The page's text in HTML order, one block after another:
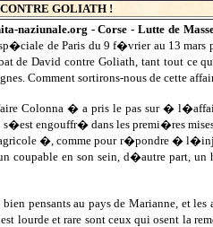
GOLIATH !
naziunale.org - Corse - Lutte de
de Paris du 9 f�vrier au 13 mars
de David contre Goliath, tant tout ce
Comment sortirons-nous de cette
Colonna � a pris le pas sur �
engouffr� dans les premi�res mises
�, comme pour r�pondre �
en son sein, d�autre part, un
pensants au pays de Marianne, et les
lourde et rare sont ceux qui osent la